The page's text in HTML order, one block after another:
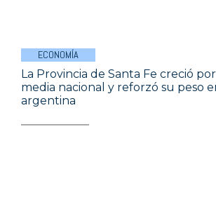
ECONOMÍA
La Provincia de Santa Fe creció
media nacional y reforzó su peso
argentina